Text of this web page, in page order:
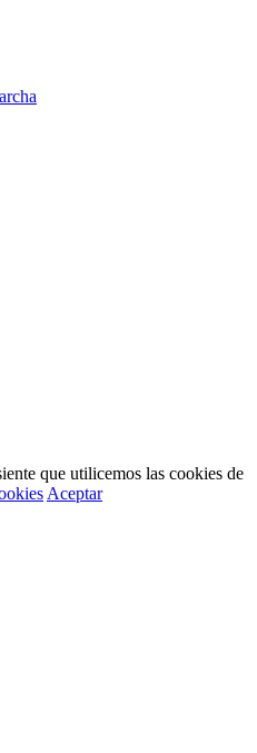
que utilicemos las cookies de
Aceptar